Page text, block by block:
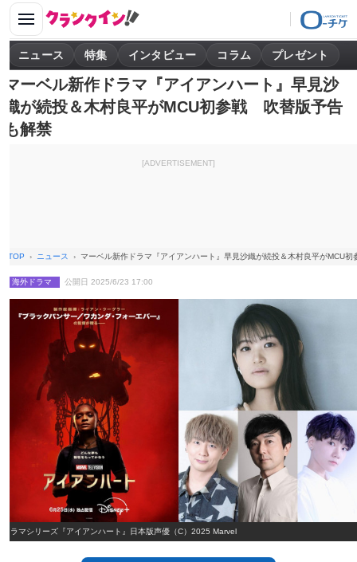
ニュース 特集 インタビュー コラム プレゼント
マーベル新作ドラマ『アイアンハート』早見沙
織が続投＆木村良平がMCU初参戦 吹替版予告
も解禁
[ADVERTISEMENT]
TOP ニュース マーベル新作ドラマ『アイアンハート』早見沙織が続投＆木村良平がMCU
海外ドラマ 公開日 2025/6/23 17:00
ドラマシリーズ『アイアンハート』日本版声優（C）2025 Marvel